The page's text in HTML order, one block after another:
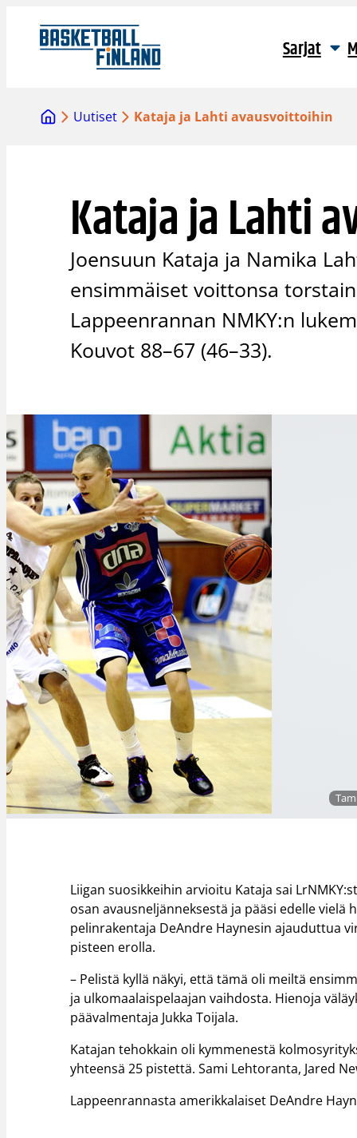
sisältöön
Sarjat
Uutiset Kataja ja Lahti avausvoittoihin
Kataja ja Lahti
Joensuun Kataja ja Namika
ensimmäiset voittonsa
Lappeenrannan NMKY:n
Kouvot 88–67 (46–33).
Liigan suosikkeihin arvioitu Kataja sai
osan avausneljänneksestä ja pääsi edelle vielä
pelinrakentaja DeAndre Haynesin ajauduttua
pisteen erolla.
– Pelistä kyllä näkyi, että tämä oli meiltä
ja ulkomaalaispelaajan vaihdosta. Hienoja
päävalmentaja Jukka Toijala.
Katajan tehokkain oli kymmenestä
yhteensä 25 pistettä. Sami Lehtoranta, Jared
Lappeenrannasta amerikkalaiset DeAndre